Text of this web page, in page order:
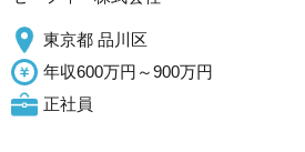
東京都 品川区
年収600万円～900万円
正社員